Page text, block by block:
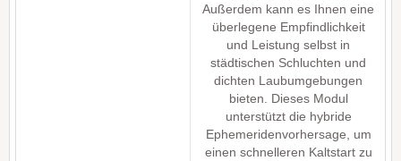
Außerdem kann es Ihnen eine
überlegene Empfindlichkeit
und Leistung selbst in
städtischen Schluchten und
dichten Laubumgebungen
bieten. Dieses Modul
unterstützt die hybride
Ephemeridenvorhersage, um
einen schnelleren Kaltstart zu